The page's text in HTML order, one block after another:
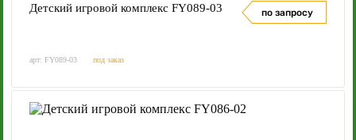
Детский игровой комплекс FY089-03 по запросу
арт: FY089-03 под заказ